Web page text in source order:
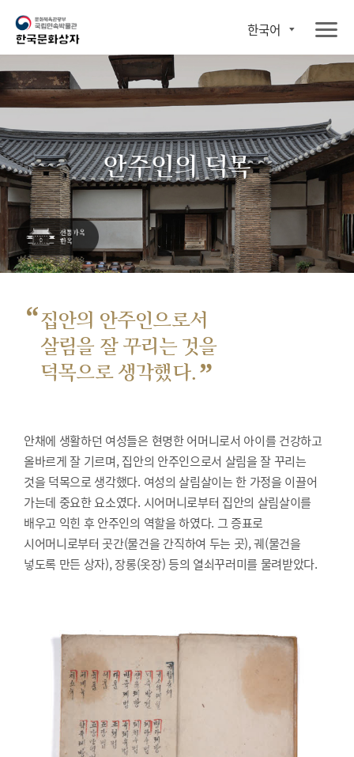
한국어
안주인의 덕목
“집안의 안주인으로서
살림을 잘 꾸리는 것을
덕목으로 생각했다. ”
안채에 생활하던 여성들은 현명한 어머니로서 아이를 건강하고
올바르게 잘 기르며, 집안의 안주인으로서 살림을 잘 꾸리는
것을 덕목으로 생각했다. 여성의 살림살이는 한 가정을 이끌어
가는데 중요한 요소였다. 시어머니로부터 집안의 살림살이를
배우고 익힌 후 안주인의 역할을 하였다. 그 증표로
시어머니로부터 곳간(물건을 간직하여 두는 곳), 궤(물건을
넣도록 만든 상자), 장롱(옷장) 등의 열쇠꾸러미를 물려받았다.